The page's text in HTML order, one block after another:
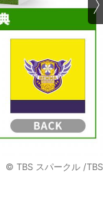
© TBS スパークル /TBS